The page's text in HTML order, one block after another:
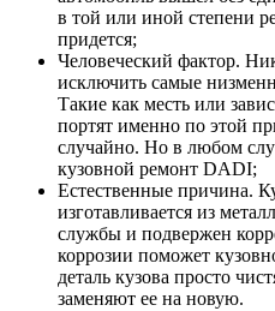
в той или иной степени
придется;
Человеческий фактор.
исключить самые
Такие как месть или
портят именно по этой
случайно. Но в любом
кузовной ремонт DADI;
Естественные причина.
изготавливается из
службы и подвержен
коррозии поможет
деталь кузова просто
заменяют ее на новую.